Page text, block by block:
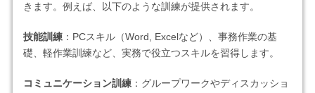
きます。例えば、以下のような訓練が提供されます。
技能訓練：PCスキル（Word, Excelなど）、事務作業の基
礎、軽作業訓練など、実務で役立つスキルを習得します。
コミュニケーション訓練：グループワークやディスカッショ